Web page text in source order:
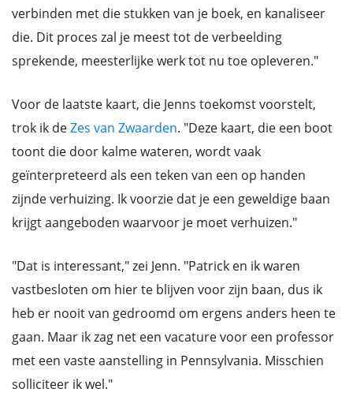
verbinden met die stukken van je boek, en kanaliseer
die. Dit proces zal je meest tot de verbeelding
sprekende, meesterlijke werk tot nu toe opleveren."
Voor de laatste kaart, die Jenns toekomst voorstelt,
trok ik deZes van Zwaarden. "Deze kaart, die een boot
toont die door kalme wateren, wordt vaak
geïnterpreteerd als een teken van een op handen
zijnde verhuizing. Ik voorzie dat je een geweldige baan
krijgt aangeboden waarvoor je moet verhuizen."
"Dat is interessant," zei Jenn. "Patrick en ik waren
vastbesloten om hier te blijven voor zijn baan, dus ik
heb er nooit van gedroomd om ergens anders heen te
gaan. Maar ik zag net een vacature voor een professor
met een vaste aanstelling in Pennsylvania. Misschien
solliciteer ik wel."